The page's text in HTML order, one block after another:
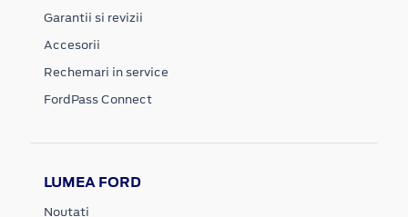
Garantii si revizii
Accesorii
Rechemari in service
FordPass Connect
LUMEA FORD
Noutati